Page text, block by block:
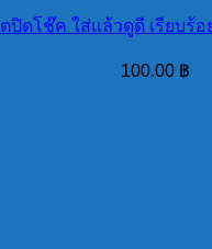
ปิดโช๊ค ใส่แล้วดูดี เรียบร้อ
100.00 ฿